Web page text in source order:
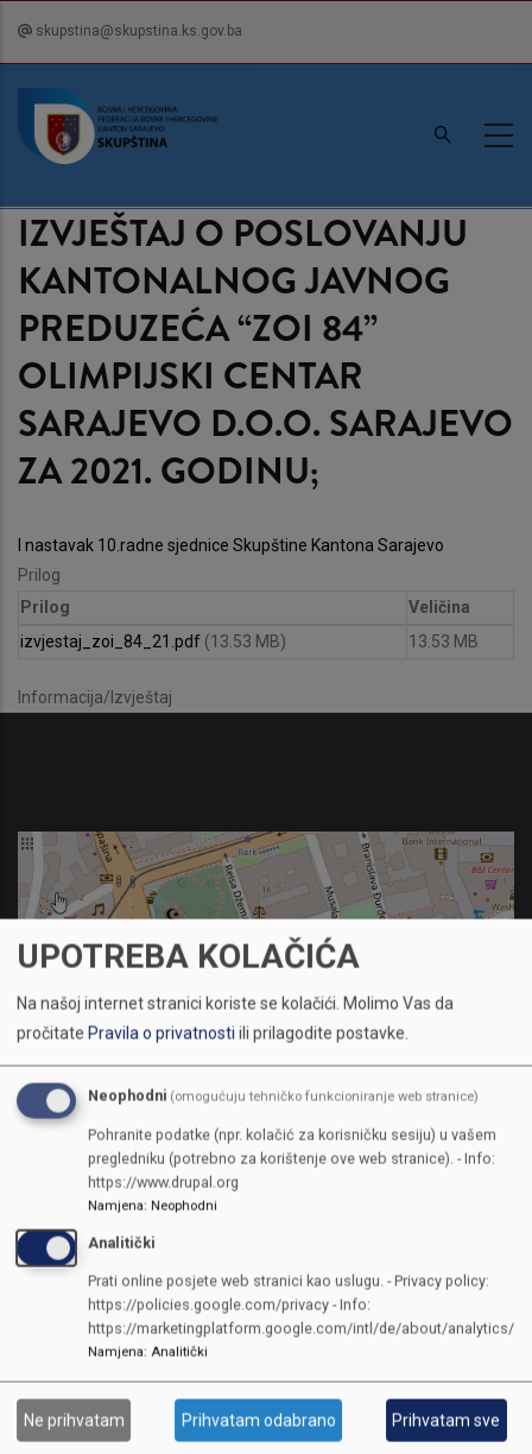
content
skupstina@skupstina.ks.gov.ba
IZVJEŠTAJ O POSLOVANJU
KANTONALNOG JAVNOG
PREDUZEĆA “ZOI 84”
OLIMPIJSKI CENTAR
SARAJEVO D.O.O. SARAJEVO
ZA 2021. GODINU;
I nastavak 10.radne sjednice Skupštine Kantona Sarajevo
Prilog
Prilog
Veličina
izvjestaj_zoi_84_21.pdf (13.53 MB) 13.53 MB
Informacija/Izvještaj
KONTAKTI
SKUPŠTINA
Adresa: Sarajevo, Reisa Džemaludina Čauševića 1
387 33 562-044
387 33 562-210
skupstina@skupstina.ks.gov.ba
LINKOVI
UPOTREBA KOLAČIĆA
Na našoj internet stranici koriste se kolačići. Molimo Vas da
pročitate Pravila o privatnostiili prilagodite postavke.
Neophodni (omogućuju tehničko funkcioniranje web stranice)
Pohranite podatke (npr. kolačić za korisničku sesiju) u vašem
pregledniku (potrebno za korištenje ove web stranice). - Info:
https://www.drupal.org
Namjena: Neophodni
Analitički
Prati online posjete web stranici kao uslugu. - Privacy policy:
https://policies.google.com/privacy - Info:
https://marketingplatform.google.com/intl/de/about/analytics/
Namjena: Analitički
Ne prihvatam Prihvatam odabrano Prihvatam sve